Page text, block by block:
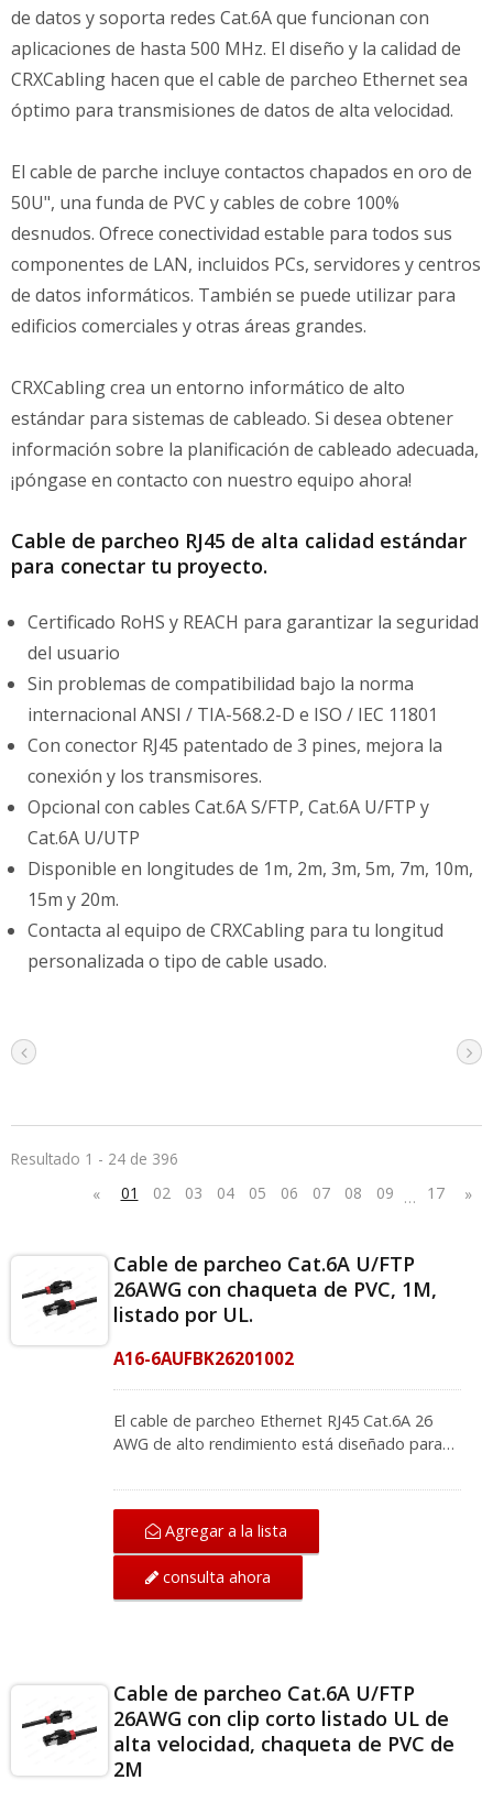
de datos y soporta redes Cat.6A que funcionan con
aplicaciones de hasta 500 MHz. El diseño y la calidad de
CRXCabling hacen que el cable de parcheo Ethernet sea
óptimo para transmisiones de datos de alta velocidad.
El cable de parche incluye contactos chapados en oro de
50U", una funda de PVC y cables de cobre 100%
desnudos. Ofrece conectividad estable para todos sus
componentes de LAN, incluidos PCs, servidores y centros
de datos informáticos. También se puede utilizar para
edificios comerciales y otras áreas grandes.
CRXCabling crea un entorno informático de alto
estándar para sistemas de cableado. Si desea obtener
información sobre la planificación de cableado adecuada,
¡póngase en contacto con nuestro equipo ahora!
Cable de parcheo RJ45 de alta calidad estándar
para conectar tu proyecto.
Certificado RoHS y REACH para garantizar la seguridad
del usuario
Sin problemas de compatibilidad bajo la norma
internacional ANSI / TIA-568.2-D e ISO / IEC 11801
Con conector RJ45 patentado de 3 pines, mejora la
conexión y los transmisores.
Opcional con cables Cat.6A S/FTP, Cat.6A U/FTP y
Cat.6A U/UTP
Disponible en longitudes de 1m, 2m, 3m, 5m, 7m, 10m,
15m y 20m.
Contacta al equipo de CRXCabling para tu longitud
personalizada o tipo de cable usado.
Resultado 1 - 24 de 396
«
01 02 03 04 05 06 07 08 09 … 17 »
Cable de parcheo Cat.6A U/FTP
26AWG con chaqueta de PVC, 1M,
listado por UL.
A16-6AUFBK26201002
El cable de parcheo Ethernet RJ45 Cat.6A 26
AWG de alto rendimiento está diseñado para
e ISO / IEC 11801, y soporta Cat.6A. redes que
funcionan hasta 500 MHz aplicaciones. Para
garantizar una conductividad superior,
CRXCabling utiliza contactos chapados en oro
de 50 micrones para el conector RJ45, y
también ofrece una funda LSZH resistente y
servidores de computadoras, centros de datos
y edificios comerciales. Crear una solución fácil
de usar, los clips de color cortos
intercambiables en el cable de parcheo RJ45
Agregar a la lista
consulta ahora
Cable de parcheo Cat.6A U/FTP
26AWG con clip corto listado UL de
alta velocidad, chaqueta de PVC de
2M